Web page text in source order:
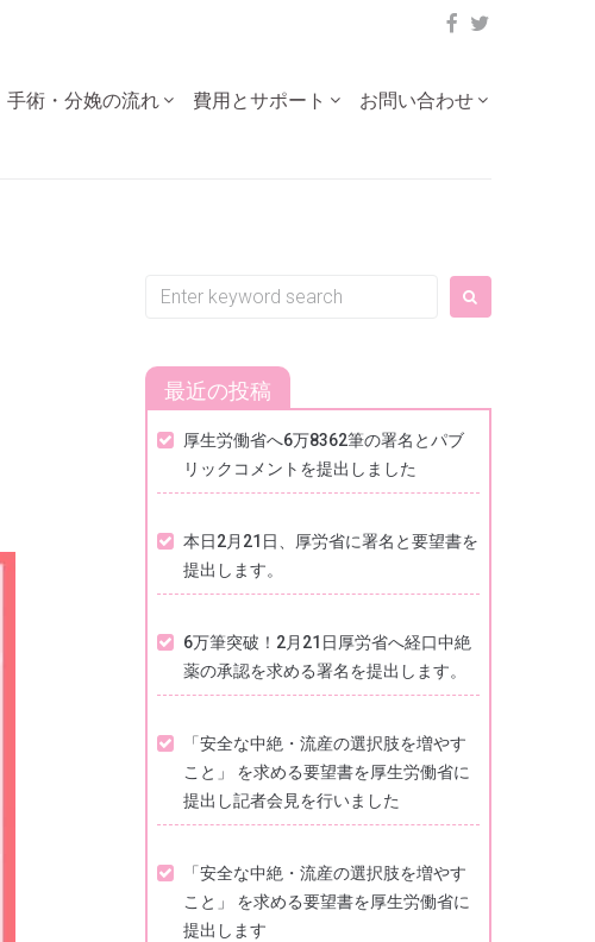
手術・分娩の流れ 費用とサポート お問い合わせ
Search
最近の投稿
厚生労働省へ6万8362筆の署名とパブ
リックコメントを提出しました
本日2月21日、厚労省に署名と要望書を
提出します。
6万筆突破！2月21日厚労省へ経口中絶
薬の承認を求める署名を提出します。
「安全な中絶・流産の選択肢を増やす
こと」 を求める要望書を厚生労働省に
提出し記者会見を行いました
「安全な中絶・流産の選択肢を増やす
こと」 を求める要望書を厚生労働省に
提出します